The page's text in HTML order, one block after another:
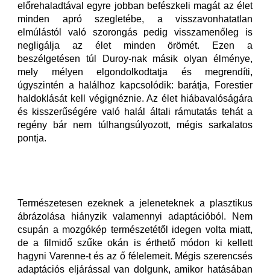
előrehaladtával egyre jobban befészkeli magát az élet
minden apró szegletébe, a visszavonhatatlan
elmúlástól való szorongás pedig visszamenőleg is
negligálja az élet minden örömét. Ezen a
beszélgetésen túl Duroy-nak másik olyan élménye,
mely mélyen elgondolkodtatja és megrendíti,
úgyszintén a halálhoz kapcsolódik: barátja, Forestier
haldoklását kell végignéznie. Az élet hiábavalóságára
és kisszerűségére való halál általi rámutatás tehát a
regény bár nem túlhangsúlyozott, mégis sarkalatos
pontja.
Természetesen ezeknek a jeleneteknek a plasztikus
ábrázolása hiányzik valamennyi adaptációból. Nem
csupán a mozgókép természetétől idegen volta miatt,
de a filmidő szűke okán is érthető módon ki kellett
hagyni Varenne-t és az ő félelemeit. Mégis szerencsés
adaptációs eljárással van dolgunk, amikor hatásában